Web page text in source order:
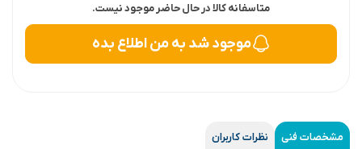
متاسفانه کالا در حال حاضر موجود نیست.
موجود شد به من اطلاع بده
مشخصات فنی نظرات کاربران